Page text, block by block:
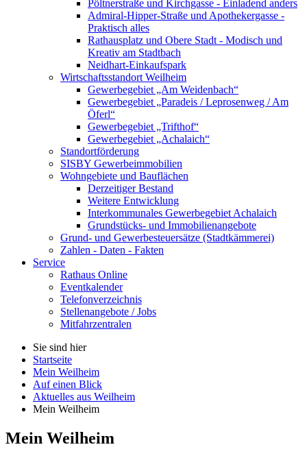
Pöltnerstraße und Kirchgasse - Einladend anders
Admiral-Hipper-Straße und Apothekergasse -
Praktisch alles
Rathausplatz und Obere Stadt - Modisch und
Kreativ am Stadtbach
Neidhart-Einkaufspark
Wirtschaftsstandort Weilheim
Gewerbegebiet „Am Weidenbach“
Gewerbegebiet „Paradeis / Leprosenweg / Am
Öferl“
Gewerbegebiet „Trifthof“
Gewerbegebiet „Achalaich“
Standortförderung
SISBY Gewerbeimmobilien
Wohngebiete und Bauflächen
Derzeitiger Bestand
Weitere Entwicklung
Interkommunales Gewerbegebiet Achalaich
Grundstücks- und Immobilienangebote
Grund- und Gewerbesteuersätze (Stadtkämmerei)
Zahlen - Daten - Fakten
Service
Rathaus Online
Eventkalender
Telefonverzeichnis
Stellenangebote / Jobs
Mitfahrzentralen
Sie sind hier
Startseite
Mein Weilheim
Auf einen Blick
Aktuelles aus Weilheim
Mein Weilheim
Mein Weilheim